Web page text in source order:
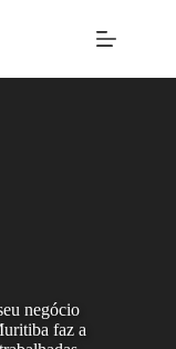
negócio
faz a